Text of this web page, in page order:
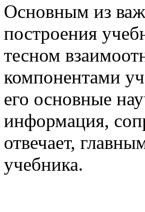
Основным из
построения
тесном
компонентами
его основные
информация,
отвечает,
учебника.